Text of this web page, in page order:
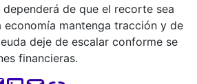
de que el recorte sea
economía mantenga tracción y de
deje de escalar conforme se
financieras.